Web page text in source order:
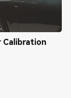
Calibration